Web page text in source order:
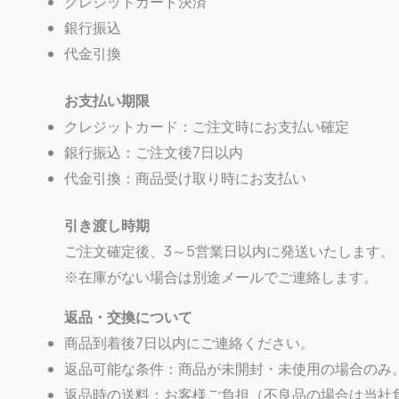
銀行振込
代金引換
お支払い期限
クレジットカード：ご注文時にお支払い確定
銀行振込：ご注文後7日以内
代金引換：商品受け取り時にお支払い
引き渡し時期
ご注文確定後、3～5営業日以内に発送いたします。
※在庫がない場合は別途メールでご連絡します。
返品・交換について
商品到着後7日以内にご連絡ください。
返品可能な条件：商品が未開封・未使用の場合のみ。
返品時の送料：お客様ご負担（不良品の場合は当社